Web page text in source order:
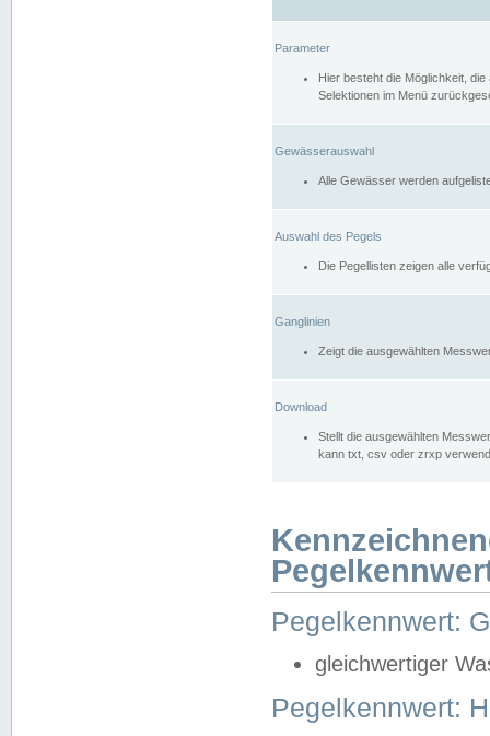
Parameter
Hier besteht die Möglichkeit,
Selektionen im Menü
Gewässerauswahl
Alle Gewässer werden
Auswahl des Pegels
Die Pegellisten zeigen alle
Ganglinien
Zeigt die ausgewählten
Download
Stellt die ausgewählten
kann txt, csv oder zrxp
Pegelkennwert:
gleichwertiger
Pegelkennwert: